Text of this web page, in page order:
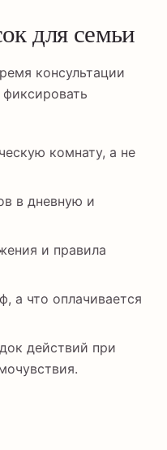
для семьи
консультации
комнату, а не
в дневную и
и правила
а что оплачивается
действий при